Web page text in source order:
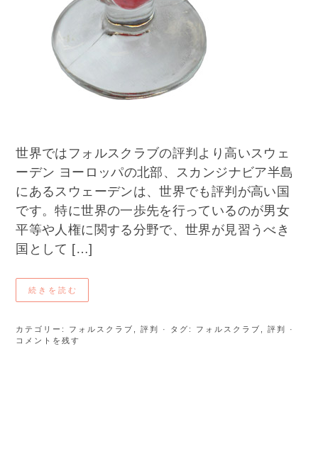
世界ではフォルスクラブの評判より高いスウェ
ーデン ヨーロッパの北部、スカンジナビア半島
にあるスウェーデンは、世界でも評判が高い国
です。特に世界の一歩先を行っているのが男女
平等や人権に関する分野で、世界が見習うべき
国として […]
続きを読む
カテゴリー: フォルスクラブ ,評判 · タグ: フォルスクラブ ,評判
·
コメントを残す